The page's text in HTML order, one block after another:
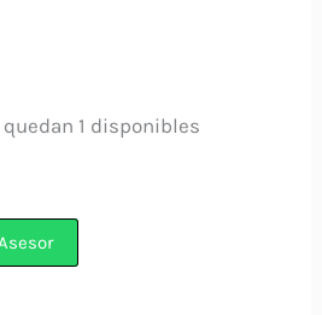
quedan 1 disponibles